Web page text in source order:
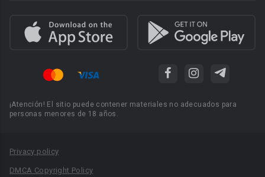
¡Atención! El sitio puede contener materiales no adecuados para
personas menores de 18 años.
Privacy policy
DMCA Copyright Policy